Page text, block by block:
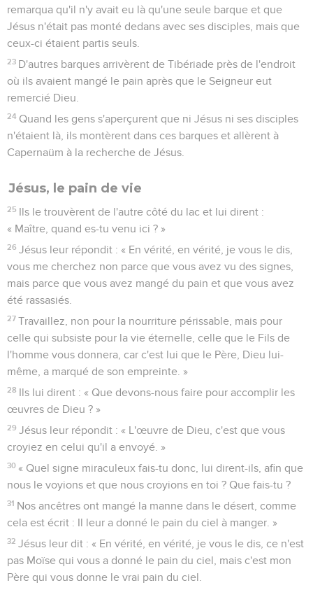
remarqua qu'il n'y avait eu là qu'une seule barque et que
Jésus n'était pas monté dedans avec ses disciples, mais que
ceux-ci étaient partis seuls.
23 D'autres barques arrivèrent de Tibériade près de l'endroit
où ils avaient mangé le pain après que le Seigneur eut
remercié Dieu.
24 Quand les gens s'aperçurent que ni Jésus ni ses disciples
n'étaient là, ils montèrent dans ces barques et allèrent à
Capernaüm à la recherche de Jésus.
Jésus, le pain de vie
25 Ils le trouvèrent de l'autre côté du lac et lui dirent :
« Maître, quand es-tu venu ici ? »
26 Jésus leur répondit : « En vérité, en vérité, je vous le dis,
vous me cherchez non parce que vous avez vu des signes,
mais parce que vous avez mangé du pain et que vous avez
été rassasiés.
27 Travaillez, non pour la nourriture périssable, mais pour
celle qui subsiste pour la vie éternelle, celle que le Fils de
l'homme vous donnera, car c'est lui que le Père, Dieu lui-
même, a marqué de son empreinte. »
28 Ils lui dirent : « Que devons-nous faire pour accomplir les
œuvres de Dieu ? »
29 Jésus leur répondit : « L'œuvre de Dieu, c'est que vous
croyiez en celui qu'il a envoyé. »
30 « Quel signe miraculeux fais-tu donc, lui dirent-ils, afin que
nous le voyions et que nous croyions en toi ? Que fais-tu ?
31 Nos ancêtres ont mangé la manne dans le désert, comme
cela est écrit : Il leur a donné le pain du ciel à manger. »
32 Jésus leur dit : « En vérité, en vérité, je vous le dis, ce n'est
pas Moïse qui vous a donné le pain du ciel, mais c'est mon
Père qui vous donne le vrai pain du ciel.